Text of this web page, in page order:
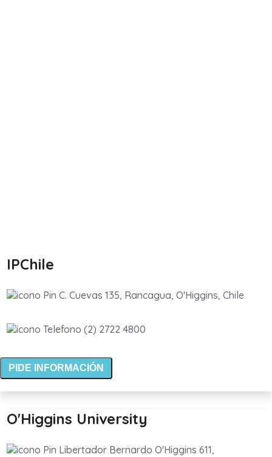
IPChile
C. Cuevas 135, Rancagua, O'Higgins, Chile
(2) 2722 4800
PIDE INFORMACIÓN
O'Higgins University
Libertador Bernardo O'Higgins 611,